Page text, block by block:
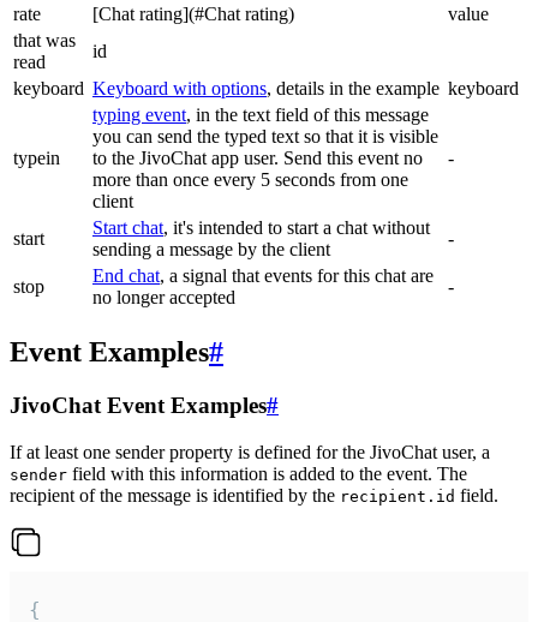
rate
[Chat rating](#Chat rating)
value
that was
read
id
keyboard Keyboard with options, details in the example keyboard
typein
typing event, in the text field of this message
you can send the typed text so that it is visible
to the JivoChat app user. Send this event no
more than once every 5 seconds from one
client
-
start
Start chat, it's intended to start a chat without
sending a message by the client
-
stop
End chat, a signal that events for this chat are
no longer accepted
-
Event Examples#
JivoChat Event Examples#
If at least one sender property is defined for the JivoChat user, a
sender field with this information is added to the event. The
recipient of the message is identified by the recipient.id field.
{